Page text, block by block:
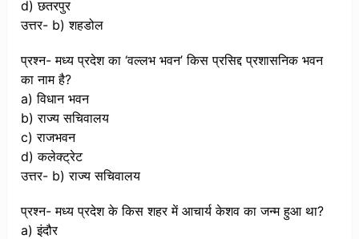
d) छतरपुर
उत्तर- b) शहडोल
प्रश्न- मध्य प्रदेश का ‘वल्लभ भवन’ किस प्रसिद्द प्रशासनिक भवन
का नाम है?
a) विधान भवन
b) राज्य सचिवालय
c) राजभवन
d) कलेक्ट्रेट
उत्तर- b) राज्य सचिवालय
प्रश्न- मध्य प्रदेश के किस शहर में आचार्य केशव का जन्म हुआ था?
a) इंदौर